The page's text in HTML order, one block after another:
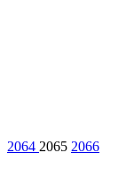
2064 2065 2066